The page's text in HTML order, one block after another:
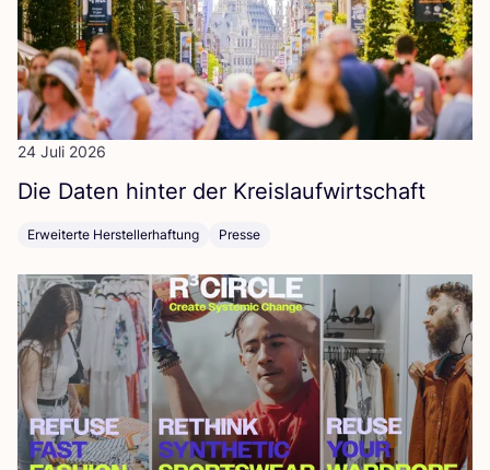
24 Juli 2026
Die Daten hin­ter der Kreislaufwirtschaft
Erweiterte Herstellerhaftung Presse